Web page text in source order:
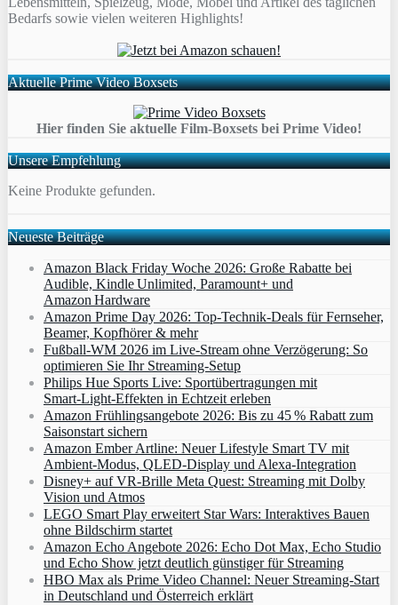
Bedarfs sowie vielen weiteren Highlights!
Aktuelle Prime Video Boxsets
Hier finden Sie aktuelle Film-Boxsets bei Prime Video!
Unsere Empfehlung
Keine Produkte gefunden.
Neueste Beiträge
Amazon Black Friday Woche 2026: Große Rabatte bei
Audible, Kindle Unlimited, Paramount+ und
Amazon Hardware
Amazon Prime Day 2026: Top-Technik-Deals für Fernseher,
Beamer, Kopfhörer & mehr
Fußball-WM 2026 im Live-Stream ohne Verzögerung: So
optimieren Sie Ihr Streaming-Setup
Philips Hue Sports Live: Sportübertragungen mit
Smart‑Light‑Effekten in Echtzeit erleben
Amazon Frühlingsangebote 2026: Bis zu 45 % Rabatt zum
Saisonstart sichern
Amazon Ember Artline: Neuer Lifestyle Smart TV mit
Ambient‑Modus, QLED‑Display und Alexa‑Integration
Disney+ auf VR-Brille Meta Quest: Streaming mit Dolby
Vision und Atmos
LEGO Smart Play erweitert Star Wars: Interaktives Bauen
ohne Bildschirm startet
Amazon Echo Angebote 2026: Echo Dot Max, Echo Studio
und Echo Show jetzt deutlich günstiger für Streaming
HBO Max als Prime Video Channel: Neuer Streaming‑Start
in Deutschland und Österreich erklärt